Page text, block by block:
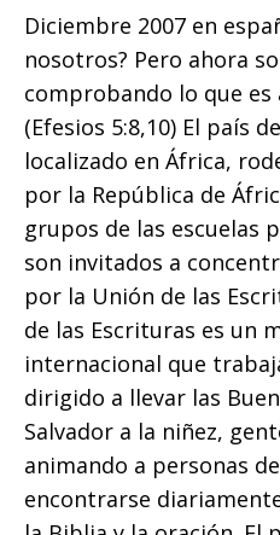
en
Diciembre 2007 en
nosotros? Pero ahora
comprobando lo que es
(Efesios 5:8,10) El país
localizado en África,
por la República de
grupos de las escuelas
son invitados a
por la Unión de las
de las Escrituras es un
internacional que
dirigido a llevar las
Salvador a la niñez,
animando a personas
encontrarse